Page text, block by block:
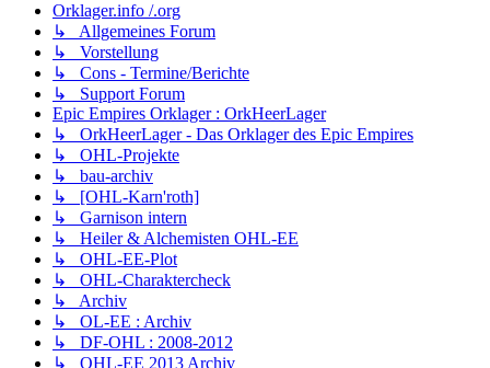
Orklager.info /.org
↳ Allgemeines Forum
↳ Vorstellung
↳ Cons - Termine/Berichte
↳ Support Forum
Epic Empires Orklager : OrkHeerLager
↳ OrkHeerLager - Das Orklager des Epic Empires
↳ OHL-Projekte
↳ bau-archiv
↳ [OHL-Karn'roth]
↳ Garnison intern
↳ Heiler & Alchemisten OHL-EE
↳ OHL-EE-Plot
↳ OHL-Charaktercheck
↳ Archiv
↳ OL-EE : Archiv
↳ DF-OHL : 2008-2012
↳ OHL-EE 2013 Archiv